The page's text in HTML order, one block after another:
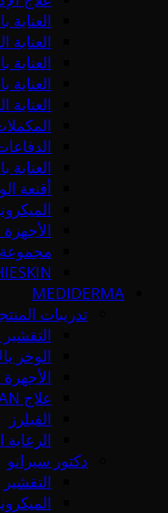
العناية
العناية
العناية
العناية
أقنعة
الأجهزة
مجموعة Dr. Serrano
MEDIDERMA
تدريبات
التقشير
الوخز
الأجهزة
علاج PAN
الفيلرز
الرعاية
دكتور سيرانو
التقشير